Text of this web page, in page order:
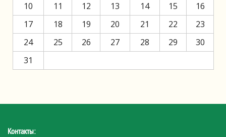
10
11 12 13 14 15
16
17
18 19 20 21 22
23
24
25 26 27 28 29
30
31
Контакты: